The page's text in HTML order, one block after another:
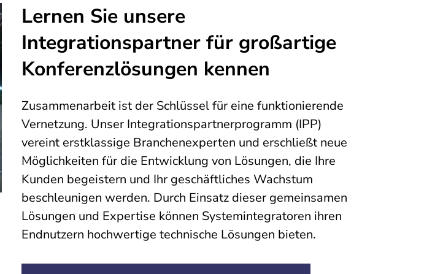
Lernen Sie unsere
Integrationspartner für großartige
Konferenzlösungen kennen
Zusammenarbeit ist der Schlüssel für eine funktionierende
Vernetzung. Unser Integrationspartnerprogramm (IPP)
vereint erstklassige Branchenexperten und erschließt neue
Möglichkeiten für die Entwicklung von Lösungen, die Ihre
Kunden begeistern und Ihr geschäftliches Wachstum
beschleunigen werden. Durch Einsatz dieser gemeinsamen
Lösungen und Expertise können Systemintegratoren ihren
Endnutzern hochwertige technische Lösungen bieten.